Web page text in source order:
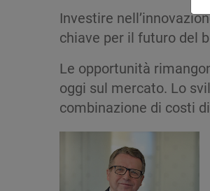
Investire
chiave per il futuro del
Le opportunità
oggi sul mercato. Lo
combinazione di costi